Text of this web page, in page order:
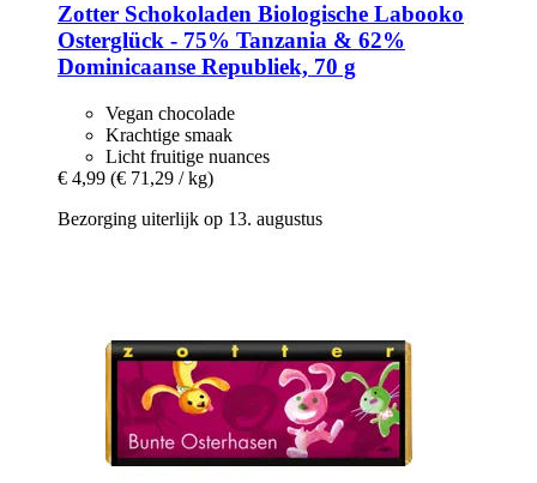
Zotter Schokoladen Biologische Labooko
Osterglück -​ 75% Tanzania & 62%
Dominicaanse Republiek, 70 g
Vegan chocolade
Krachtige smaak
Licht fruitige nuances
€ 4,99 (€ 71,29 / kg)
Bezorging uiterlijk op 13. augustus